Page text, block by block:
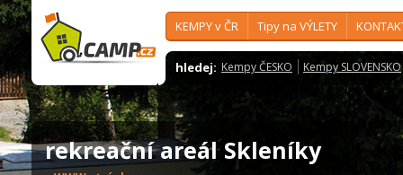
KEMPY v ČR Tipy na VÝLETY
hledej: Kempy ČESKO Kempy SLOVENSKO
rekreační areál Skleníky